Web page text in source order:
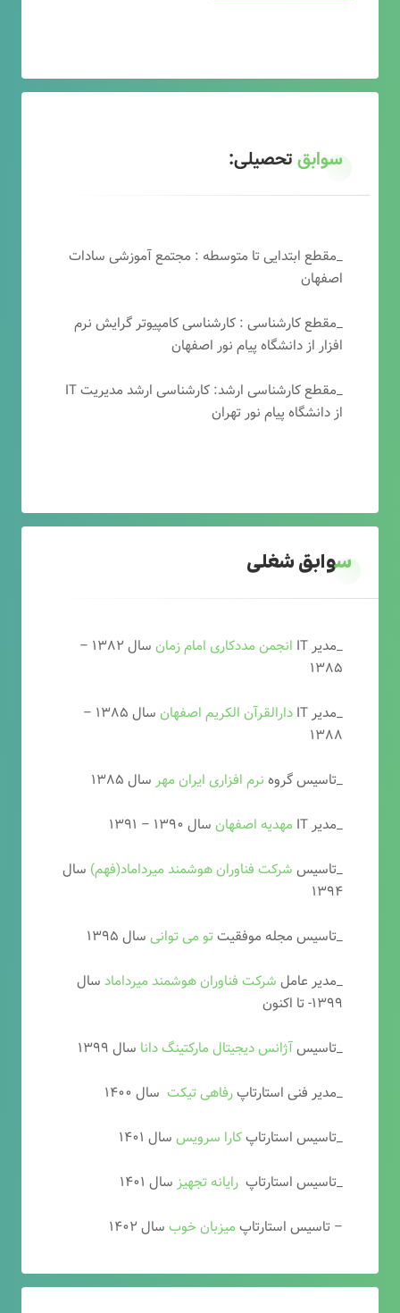
سوابقتحصیلی:
_مقطع ابتدایی تا متوسطه : مجتمع آموزشی سادات
اصفهان
_مقطع کارشناسی : کارشناسی کامپیوتر گرایش نرم
افزار از دانشگاه پیام نور اصفهان
_مقطع کارشناسی ارشد: کارشناسی ارشد مدیریت IT
از دانشگاه پیام نور تهران
سوابق شغلی
_مدیر IT انجمن مددکاری امام زمان
سال ۱۳۸۲ –
۱۳۸۵
_مدیر IT
دارالقرآن الکریم اصفهان
سال ۱۳۸۵ –
۱۳۸۸
_تاسیس گروه نرم افزاری ایران مهر سال ۱۳۸۵
_مدیر IT
مهدیه اصفهان سال ۱۳۹۰ – ۱۳۹۱
_تاسیس شرکت فناوران هوشمند میرداماد(فهم) سال
۱۳۹۴
_تاسیس مجله موفقیتتو می توانی سال ۱۳۹۵
_مدیر عامل شرکت فناوران هوشمند میرداماد سال
۱۳۹۹- تا اکنون
_تاسیسآژانس دیجیتال مارکتینگ دانا سال ۱۳۹۹
_مدیر فنی استارتاپرفاهی تیکت سال ۱۴۰۰
_تاسیس استارتاپکارا سرویس سال ۱۴۰۱
_تاسیس استارتاپ رایانه تجهیز سال ۱۴۰۱
– تاسیس استارتاپ میزبان خوب سال ۱۴۰۲